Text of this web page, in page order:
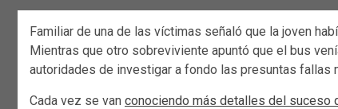
Familiar de una de las víctimas señaló que la joven
Mientras que otro sobreviviente apuntó que el bus
autoridades de investigar a fondo las presuntas
Cada vez se van conociendo más detalles del suceso